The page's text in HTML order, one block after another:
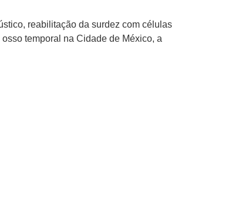
reabilitação da surdez com células
temporal na Cidade de México, a